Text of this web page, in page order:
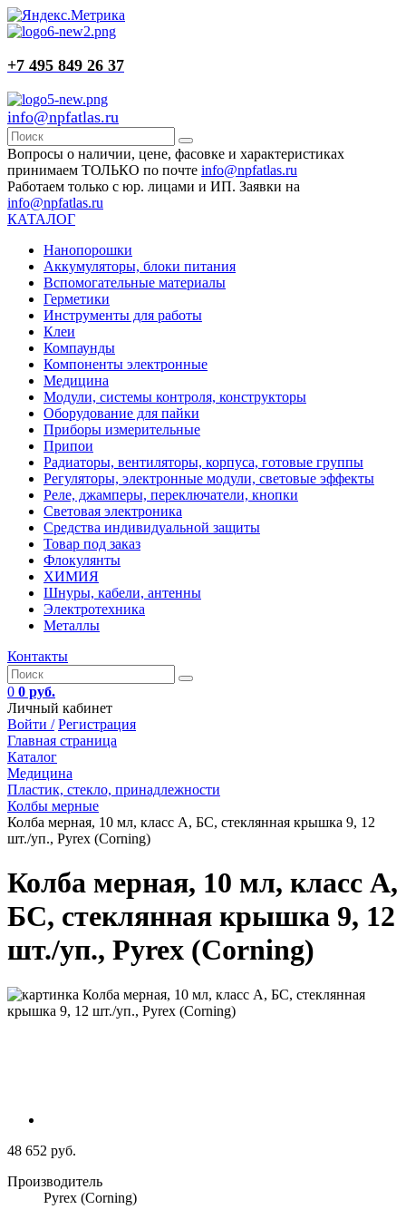
+7 495 849 26 37
info@npfatlas.ru
Вопросы о наличии, цене, фасовке и характеристиках
принимаем ТОЛЬКО по почте info@npfatlas.ru
Работаем только с юр. лицами и ИП. Заявки на
info@npfatlas.ru
КАТАЛОГ
Нанопорошки
Аккумуляторы, блоки питания
Вспомогательные материалы
Герметики
Инструменты для работы
Клеи
Компаунды
Компоненты электронные
Медицина
Модули, системы контроля, конструкторы
Оборудование для пайки
Приборы измерительные
Припои
Радиаторы, вентиляторы, корпуса, готовые группы
Регуляторы, электронные модули, световые эффекты
Реле, джамперы, переключатели, кнопки
Световая электроника
Средства индивидуальной защиты
Товар под заказ
Флокулянты
ХИМИЯ
Шнуры, кабели, антенны
Электротехника
Металлы
Контакты
0 0 руб.
Личный кабинет
Войти / Регистрация
Главная страница
Каталог
Медицина
Пластик, стекло, принадлежности
Колбы мерные
Колба мерная, 10 мл, класс А, БС, стеклянная крышка 9, 12
шт./уп., Pyrex (Corning)
Колба мерная, 10 мл, класс А,
БС, стеклянная крышка 9, 12
шт./уп., Pyrex (Corning)
48 652 руб.
Производитель
Pyrex (Corning)